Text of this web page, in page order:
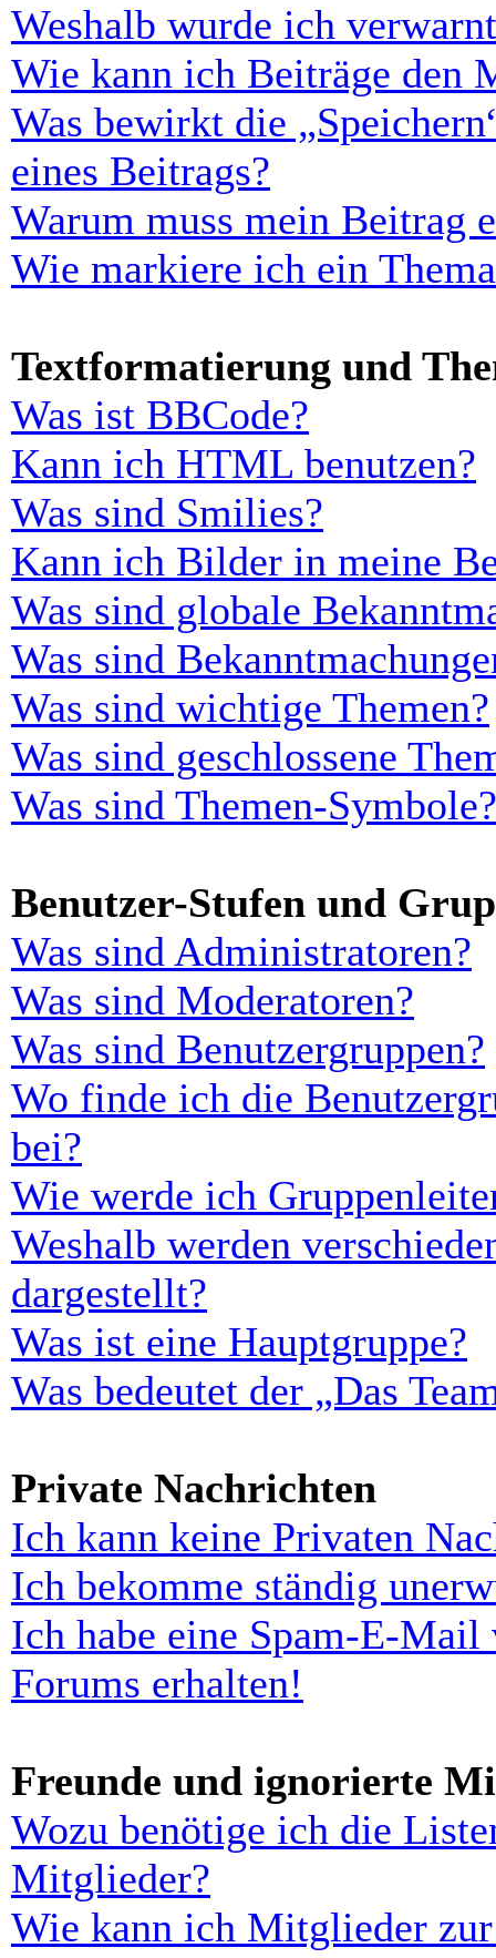
Weshalb wurde ich
Wie kann ich Beiträge den
Was bewirkt die
eines Beitrags?
Warum muss mein Beitrag
Wie markiere ich ein
Textformatierung und
Was ist BBCode?
Kann ich HTML benutzen?
Was sind Smilies?
Kann ich Bilder in meine
Was sind globale
Was sind
Was sind wichtige Themen?
Was sind geschlossene
Was sind Themen-Symbole?
Benutzer-Stufen und
Was sind Administratoren?
Was sind Moderatoren?
Was sind Benutzergruppen?
Wo finde ich die
bei?
Wie werde ich
Weshalb werden
dargestellt?
Was ist eine Hauptgruppe?
Was bedeutet der „Das
Private Nachrichten
Ich kann keine Privaten
Ich bekomme ständig
Ich habe eine Spam-E-
Forums erhalten!
Freunde und ignorierte
Wozu benötige ich die
Mitglieder?
Wie kann ich Mitglieder